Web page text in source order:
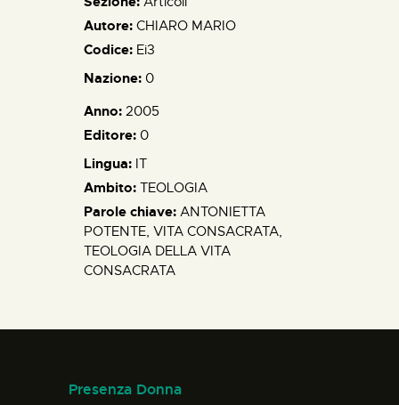
Autore: CHIARO MARIO
Codice: Ei3
Nazione: 0
Anno: 2005
Editore: 0
Lingua: IT
Ambito: TEOLOGIA
Parole chiave: ANTONIETTA
POTENTE, VITA CONSACRATA,
TEOLOGIA DELLA VITA
CONSACRATA
Presenza Donna